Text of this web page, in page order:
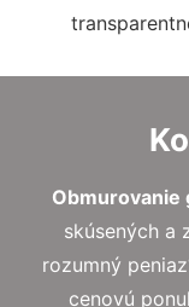
Obmurovanie
skúsených a
rozumný
cenovú